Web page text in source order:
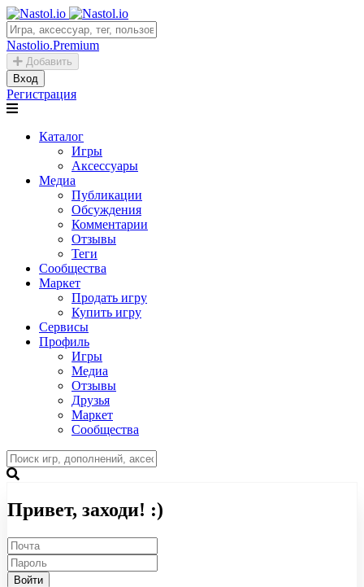
Nastolio.Premium
Добавить
Вход
Регистрация
Каталог
Игры
Аксессуары
Медиа
Публикации
Обсуждения
Комментарии
Отзывы
Теги
Сообщества
Маркет
Продать игру
Купить игру
Сервисы
Профиль
Игры
Медиа
Отзывы
Друзья
Маркет
Сообщества
Привет, заходи! :)
Войти